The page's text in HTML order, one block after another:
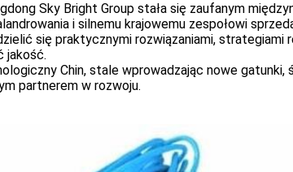
Sky Bright Group stała się zaufanym
i silnemu krajowemu zespołowi
się praktycznymi rozwiązaniami,
jakość.
Chin, stale wprowadzając nowe
partnerem w rozwoju.